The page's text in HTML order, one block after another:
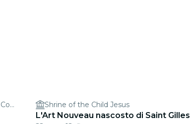
Clockwise Brussels, Avenue Louise - Coworking & Office Space Shrine of the Child Jesus
L'Art Nouveau nascosto di Saint Gilles